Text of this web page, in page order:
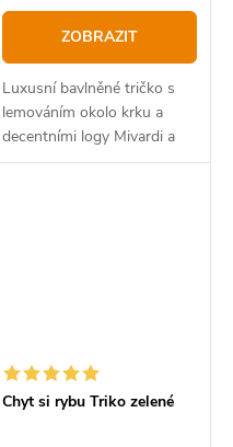
ZOBRAZIT
Luxusní bavlněné tričko s
lemováním okolo krku a
decentními logy Mivardi a
MCW
Chyt si rybu Triko zelené